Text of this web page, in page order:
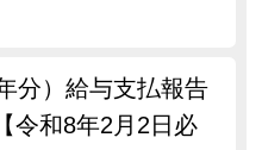
分）給与支払報告
令和8年2月2日必